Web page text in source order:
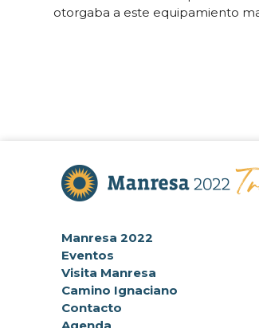
otorgaba a este equipamiento
Manresa 2022
Eventos
Visita Manresa
Camino Ignaciano
Contacto